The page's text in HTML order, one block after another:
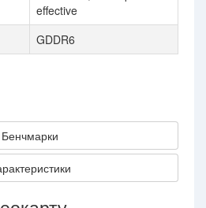
effective
GDDR6
Бенчмарки